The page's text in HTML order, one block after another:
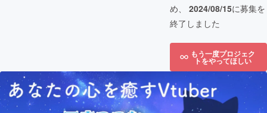
め、 2024/08/15に募集を
終了しました
もう一度プロジェク
トをやってほしい